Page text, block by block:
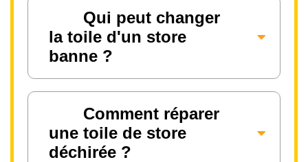
Qui peut changer
la toile d'un store
banne ?
Comment réparer
une toile de store
déchirée ?